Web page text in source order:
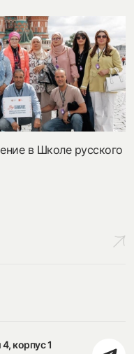
в Школе русского
корпус 1